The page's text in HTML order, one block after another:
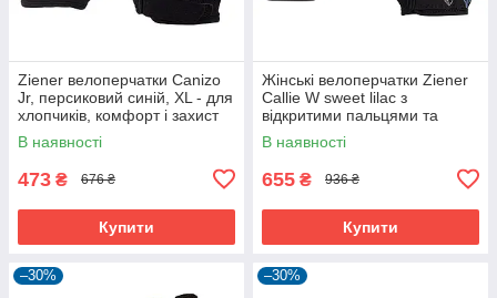
Ziener велоперчатки Canizo
Jr, персиковий синій, XL - для
хлопчиків, комфорт і захист
В наявності
473 ₴ 676 ₴
Купити
Жінські велоперчатки Ziener
Callie W sweet lilac з
відкритими пальцями та
дихаючою шкірою Amara
В наявності
655 ₴ 936 ₴
Купити
–30% –30%